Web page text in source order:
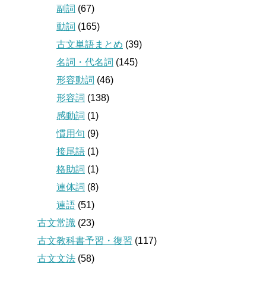
副詞 (67)
動詞 (165)
古文単語まとめ (39)
名詞・代名詞 (145)
形容動詞 (46)
形容詞 (138)
感動詞 (1)
慣用句 (9)
接尾語 (1)
格助詞 (1)
連体詞 (8)
連語 (51)
古文常識 (23)
古文教科書予習・復習 (117)
古文文法 (58)